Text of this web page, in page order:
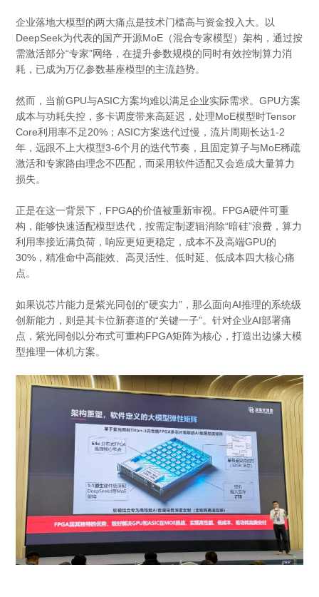
企业落地大模型的两大痛点是技术门槛高与资金投入大。以
DeepSeek为代表的国产开源MoE（混合专家模型）架构，通过按
需激活部分“专家”网络，在提升参数规模的同时有效控制算力消
耗，已成为万亿参数基座模型的主流趋势。
然而，当前GPU与ASIC方案均难以满足企业实际需求。GPU方案
成本与功耗失控，多卡调度带来高延迟，处理MoE模型时Tensor
Core利用率不足20%；ASIC方案迭代过慢，流片周期长达1-2
年，远跟不上大模型3-6个月的迭代节奏，且固定算子与MoE稀疏
激活和专家路由理念不匹配，而采用软件适配又会造成大量算力
损失。
正是在这一背景下，FPGA的价值被重新审视。FPGA硬件可重
构，能够快速适配模型迭代，按需定制逻辑消除“暗硅”浪费，算力
利用率接近满负荷，响应更短更稳定，成本不及高端GPU的
30%，精准命中高能效、高灵活性、低时延、低成本四大核心痛
点。
如果说芯片能力是紫光同创的“硬实力”，那么面向AI推理的系统级
创新能力，则是其卡位新赛道的“关键一子”。针对企业AI部署痛
点，紫光同创以分布式可重构FPGA矩阵为核心，打造出边缘大模
型推理一体机方案。